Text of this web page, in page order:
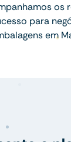
os
para
em